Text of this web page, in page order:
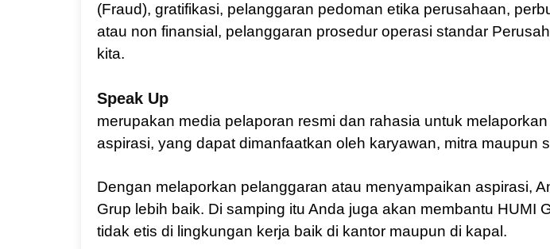
(Fraud), gratifikasi, pelanggaran pedoman etika perusahaan,
atau non finansial, pelanggaran prosedur operasi standar
kita.
Speak Up
merupakan media pelaporan resmi dan rahasia untuk
aspirasi, yang dapat dimanfaatkan oleh karyawan, mitra maupun
Dengan melaporkan pelanggaran atau menyampaikan aspirasi,
Grup lebih baik. Di samping itu Anda juga akan membantu HUMI
tidak etis di lingkungan kerja baik di kantor maupun di kapal.